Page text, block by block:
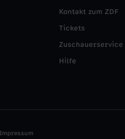
Kontakt zum ZDF
Tickets
Zuschauerservice
Hilfe
Impressum